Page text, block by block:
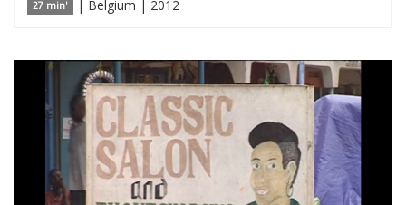
27 min' | Belgium | 2012